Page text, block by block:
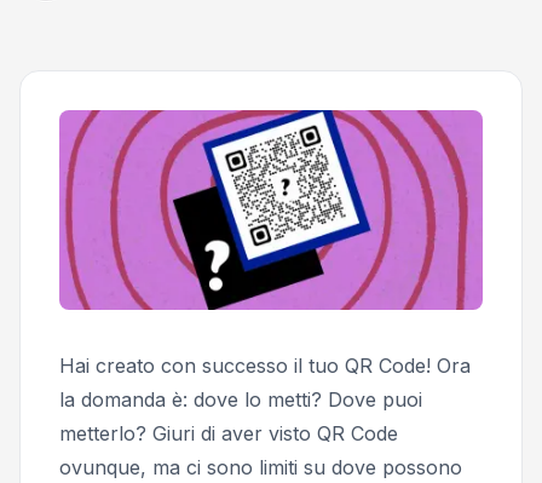
Hai creato con successo il tuo QR Code! Ora
la domanda è: dove lo metti? Dove puoi
metterlo? Giuri di aver visto QR Code
ovunque, ma ci sono limiti su dove possono